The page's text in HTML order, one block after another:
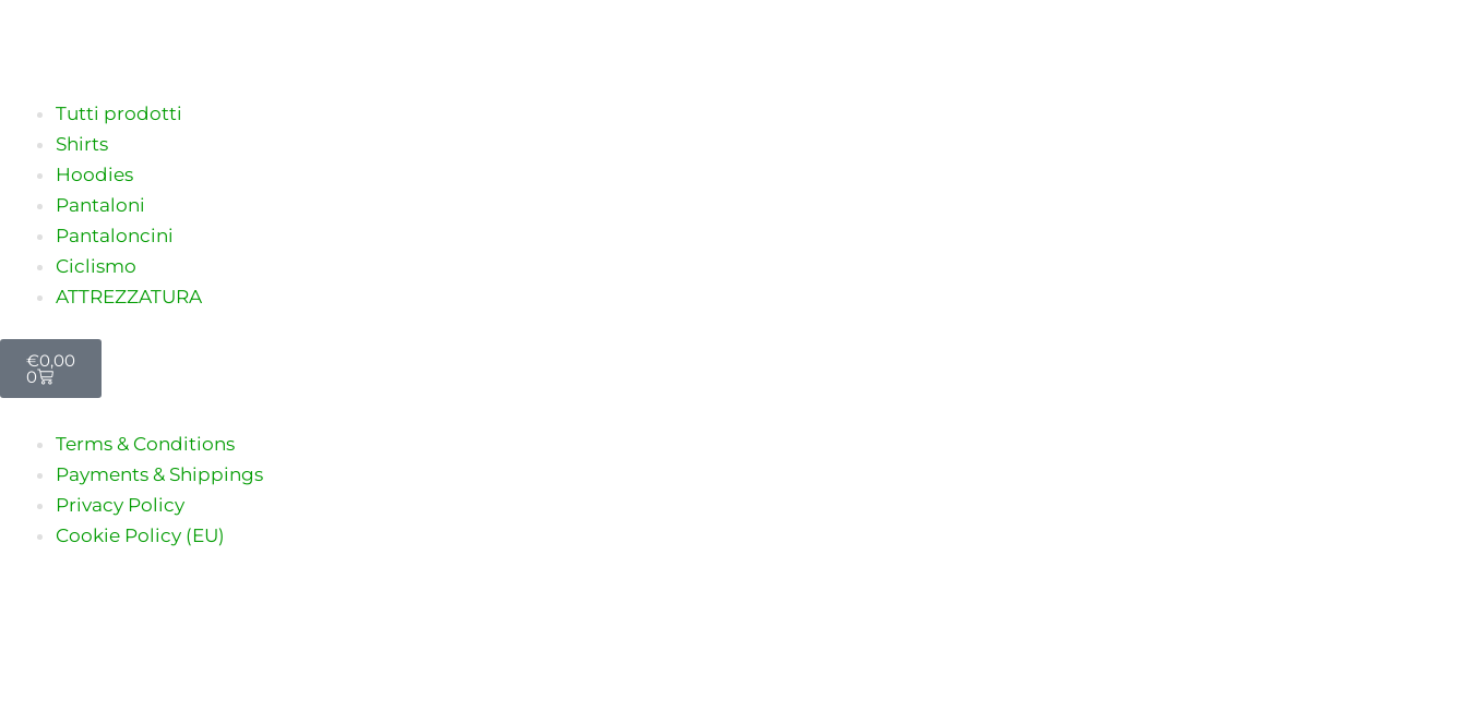
Tutti prodotti
Shirts
Hoodies
Pantaloni
Pantaloncini
Ciclismo
ATTREZZATURA
€0,00
0
Carrello
Terms & Conditions
Payments & Shippings
Privacy Policy
Cookie Policy (EU)